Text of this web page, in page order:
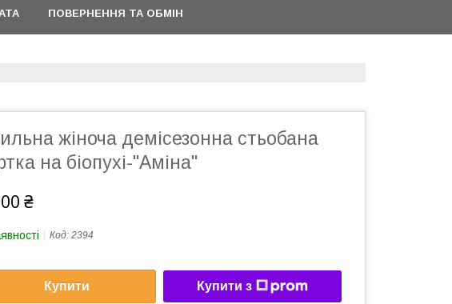
ПОВЕРНЕННЯ ТА ОБМІН
жіноча демісезонна стьобана
на біопухі-''Аміна''
₴
Код: 2394
Купити Купити з